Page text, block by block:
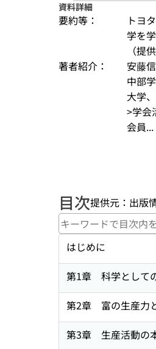
資料詳細
要約等：
トヨ
学を
（提
著者紹介：
安藤
中部
大学
>学会
会員...
目次提供元：出版
はじめに
第1章 科学として
第2章 富の生産力
第3章 生産活動の